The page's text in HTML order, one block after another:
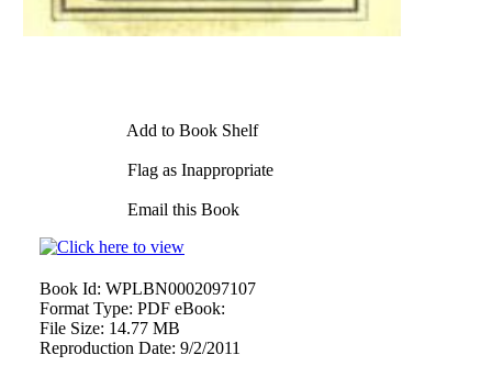
Add to Book Shelf
Flag as Inappropriate
Email this Book
Book Id: WPLBN0002097107
Format Type: PDF eBook:
File Size: 14.77 MB
Reproduction Date: 9/2/2011